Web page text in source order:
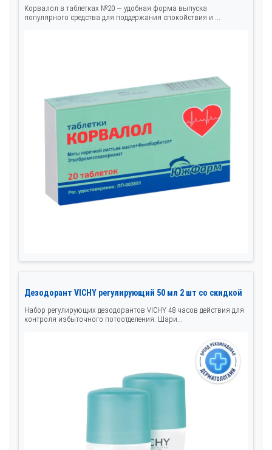
Корвалол в таблетках №20 — удобная форма выпуска
популярного средства для поддержания спокойствия и ...
Дезодорант VICHY регулирующий 50 мл 2 шт со скидкой
Набор регулирующих дезодорантов VICHY 48 часов действия для
контроля избыточного потоотделения. Шари...